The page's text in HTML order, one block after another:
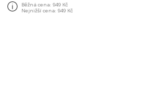
Běžná cena: 949 Kč
Nejnižší cena: 949 Kč